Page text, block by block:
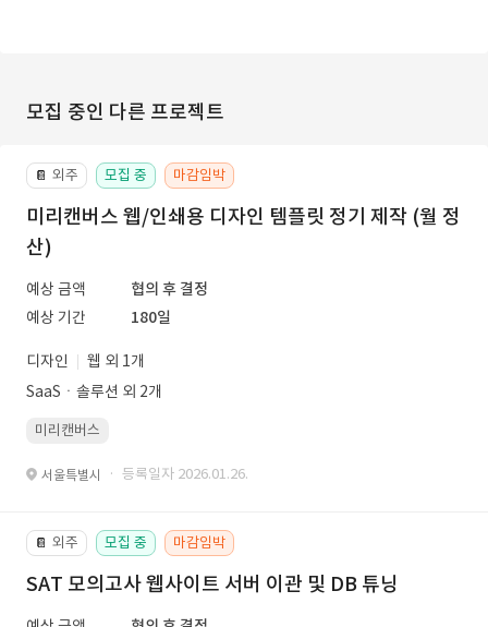
모집 중인 다른 프로젝트
📔 외주 모집 중 마감임박
미리캔버스 웹/인쇄용 디자인 템플릿 정기 제작 (월 정
산)
예상 금액
협의 후 결정
예상 기간
180일
디자인
웹 외 1개
SaaSㆍ솔루션 외 2개
미리캔버스
서울특별시 · 등록일자 2026.01.26.
📔 외주 모집 중 마감임박
SAT 모의고사 웹사이트 서버 이관 및 DB 튜닝